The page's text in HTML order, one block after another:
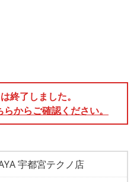
終了しました。
からご確認ください。
宇都宮テクノ店